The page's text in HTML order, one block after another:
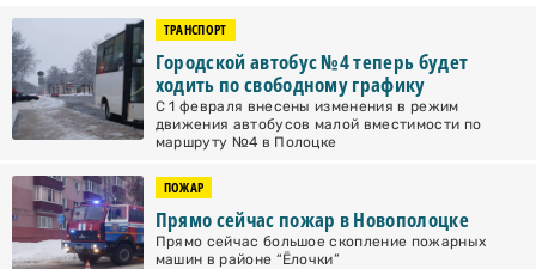
ТРАНСПОРТ
Городской автобус №4 теперь будет
ходить по свободному графику
С 1 февраля внесены изменения в режим
движения автобусов малой вместимости по
маршруту №4 в Полоцке
ПОЖАР
Прямо сейчас пожар в Новополоцке
Прямо сейчас большое скопление пожарных
машин в районе “Ёлочки”